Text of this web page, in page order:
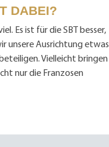
DABEI?
Es ist für die SBT besser,
unsere Ausrichtung etwas
Vielleicht bringen
nur die Franzosen